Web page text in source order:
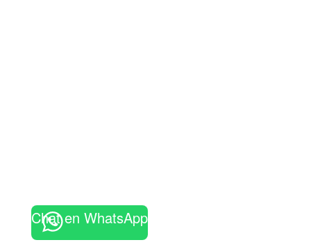
Chat en WhatsApp